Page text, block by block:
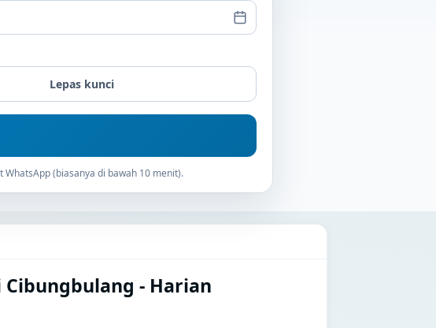
Lepas kunci
(biasanya di bawah 10 menit).
- Harian